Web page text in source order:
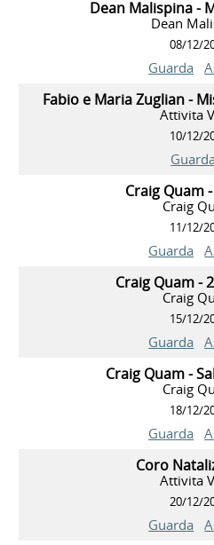
Dean Malispina -
Dean
08/12/
Guarda
Fabio e Maria Zuglian -
Attivita
10/12/
Guarda
Craig Quam
Craig
11/12/
Guarda
Craig Quam -
Craig
15/12/
Guarda
Craig Quam -
Craig
18/12/
Guarda
Coro
Attivita
20/12/
Guarda